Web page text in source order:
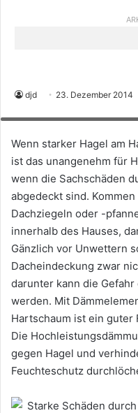
djd 23. Dezember 2014
Starke Schäden durch
Wenn starker Hagel am
ist das unangenehm für
wenn die Sachschäden
abgedeckt sind.
Dachziegeln oder -
innerhalb des Hauses,
Gänzlich vor Unwettern
Dacheindeckung zwar
darunter kann die
werden. Mit
Hartschaum ist ein guter
Die
gegen Hagel und
Feuchteschutz